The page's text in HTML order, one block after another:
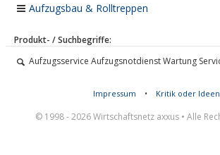
Aufzugsbau & Rolltreppen
Produkt- / Suchbegriffe:
Aufzugsservice Aufzugsnotdienst Wartung
Impressum • Kritik oder
© 1998 - 2026 Wirtschaftsnetz axxus • Alle